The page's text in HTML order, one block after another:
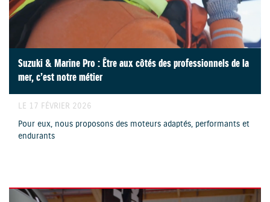
Suzuki & Marine Pro : Être aux côtés des professionnels de la
mer, c’est notre métier
LE 17 FÉVRIER 2026
Pour eux, nous proposons des moteurs adaptés, performants et
endurants